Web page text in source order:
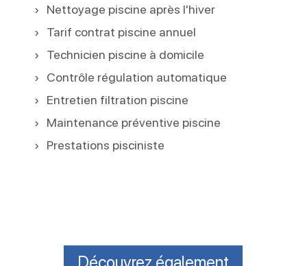
Nettoyage piscine après l'hiver
Tarif contrat piscine annuel
Technicien piscine à domicile
Contrôle régulation automatique
Entretien filtration piscine
Maintenance préventive piscine
Prestations pisciniste
Découvrez également